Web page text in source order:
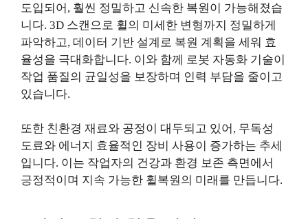
도입되어, 훨씬 정밀하고 신속한 복원이 가능해졌습
니다. 3D 스캔으로 휠의 미세한 변형까지 정밀하게
파악하고, 데이터 기반 설계로 복원 계획을 세워 효
율성을 극대화합니다. 이와 함께 로봇 자동화 기술이
작업 품질의 균일성을 보장하며 인력 부담을 줄이고
있습니다.
또한 친환경 재료와 공정이 대두되고 있어, 무독성
도료와 에너지 효율적인 장비 사용이 증가하는 추세
입니다. 이는 작업자의 건강과 환경 보존 측면에서
긍정적이며 지속 가능한 휠복원의 미래를 만듭니다.